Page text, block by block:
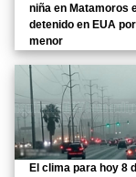
niña en Matamoros
detenido en EUA
menor
El clima para hoy 8